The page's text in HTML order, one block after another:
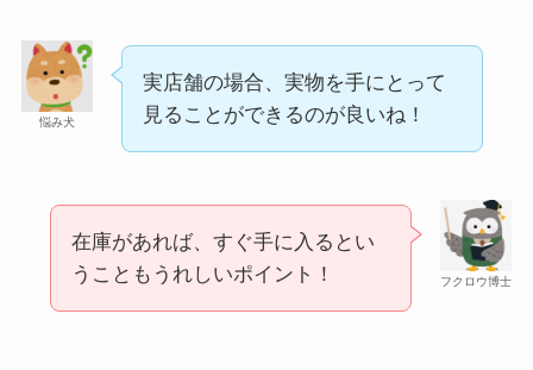
背脂はどこに売ってる？業務スーパーやイオンで
買える？
悩み犬
実店舗の場合、実物を手にとって
見ることができるのが良いね！
フクロウ博士
在庫があれば、すぐ手に入るとい
うこともうれしいポイント！